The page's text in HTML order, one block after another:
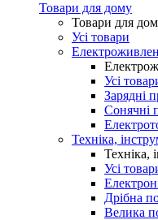
Товари для дому
Товари для
Усі товари
Усі
Зарядні
Сонячні
Техніка,
Техніка,
Усі
Дрібна
Велика